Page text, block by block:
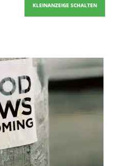
KLEINANZEIGE SCHALTEN